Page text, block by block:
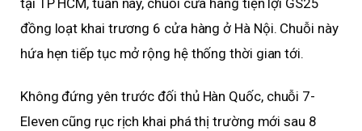
tại TP HCM, tuần này, chuỗi cửa hàng tiện lợi GS25
đồng loạt khai trương 6 cửa hàng ở Hà Nội. Chuỗi này
hứa hẹn tiếp tục mở rộng hệ thống thời gian tới.
Không đứng yên trước đối thủ Hàn Quốc, chuỗi 7-
Eleven cũng rục rịch khai phá thị trường mới sau 8